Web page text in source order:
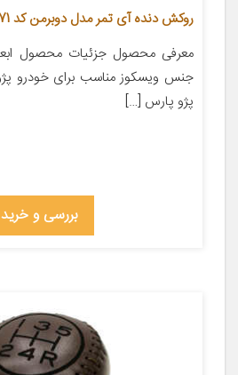
روکش دنده آی تمر مدل دوبرمن کد 271
پژو پارس […]
بررسی و خرید